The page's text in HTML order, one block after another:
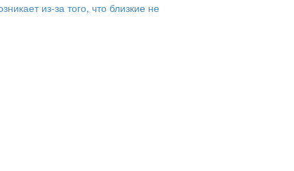
из-за того, что близкие не